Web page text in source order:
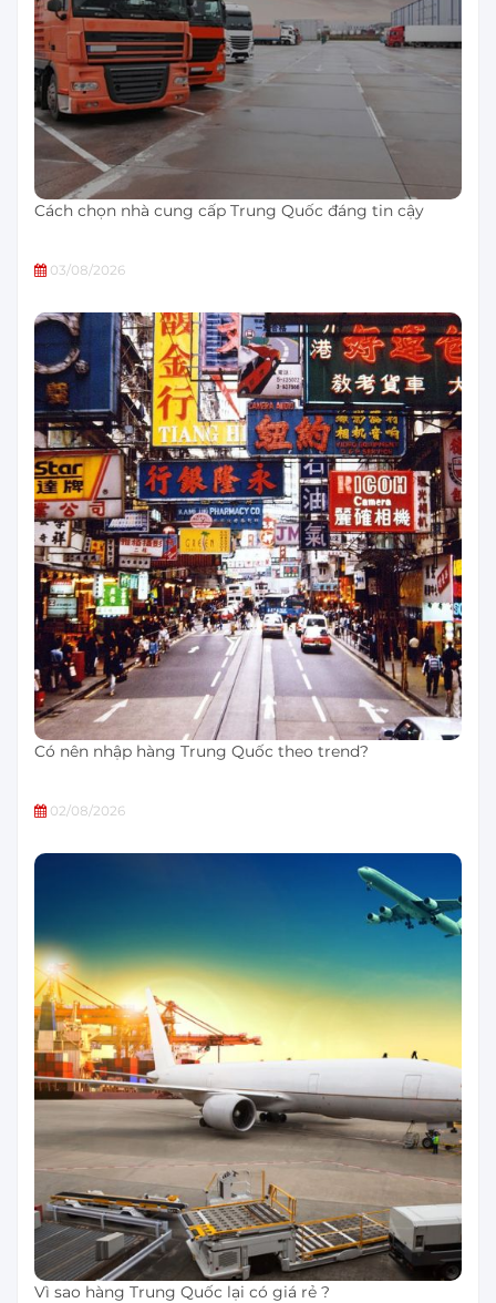
Cách chọn nhà cung cấp Trung Quốc đáng tin cậy
03/08/2026
Có nên nhập hàng Trung Quốc theo trend?
02/08/2026
Vì sao hàng Trung Quốc lại có giá rẻ ?